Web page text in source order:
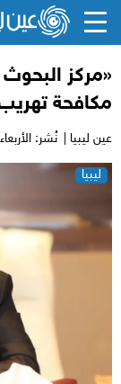
«مركز البحوث
مكافحة
عين ليبيا | نُشر:
ليبيا